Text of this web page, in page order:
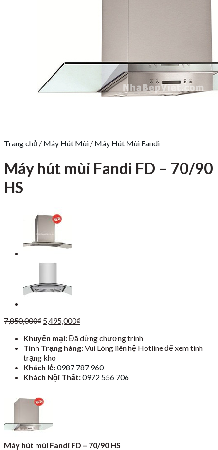
Trang chủ / Máy Hút Mùi / Máy Hút Mùi Fandi
Máy hút mùi Fandi FD – 70/90
HS
7,850,000₫ Giá
là:
7,850,000₫.
5,495,000₫
tại
là:
Khuyến mại:Đã dừng chương trình
Tình Trạng hàng:Vui Lòng liên hệ Hotline để xem tình
trạng kho
Khách lẻ:0987 787 960
Khách Nội Thất:0972 556 706
Máy hút mùi Fandi FD – 70/90 HS